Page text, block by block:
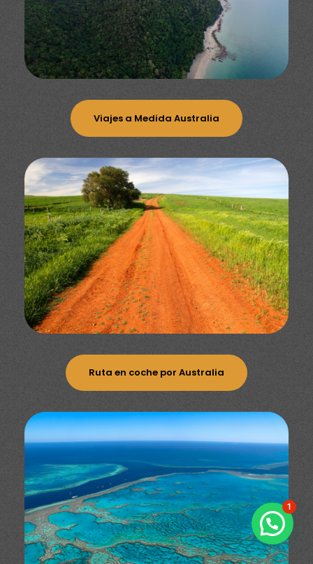
Viajes a Medida Australia
Ruta en coche por Australia
Reserva tu próximo Viaje a Canadá
1